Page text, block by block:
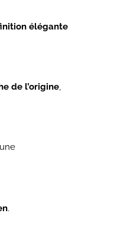
élégante
de l’origine,
.